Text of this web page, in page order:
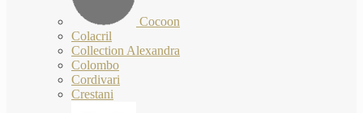
Cocoon
Colacril
Collection Alexandra
Colombo
Cordivari
Crestani